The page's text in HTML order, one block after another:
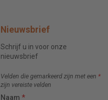
Nieuwsbrief
Schrijf u in voor onze
nieuwsbrief
Velden die gemarkeerd zijn met een *
zijn vereiste velden
Naam *